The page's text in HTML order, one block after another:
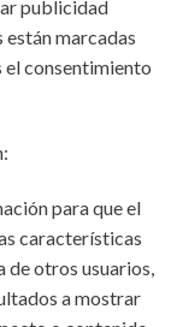
publicidad
marcadas
consentimiento
para que el
características
de otros usuarios,
a mostrar